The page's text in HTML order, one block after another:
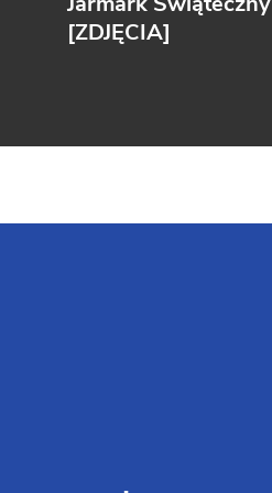
[ZDJĘCIA]